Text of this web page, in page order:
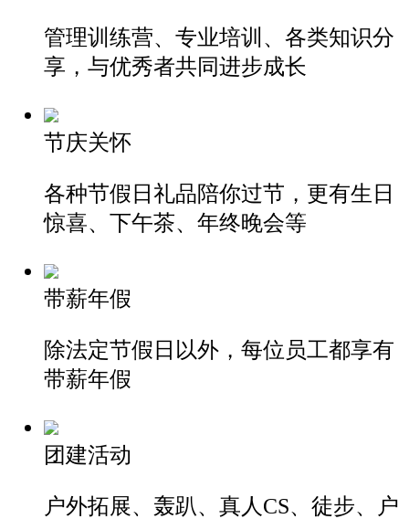
管理训练营、专业培训、各类知识分
享，与优秀者共同进步成长
节庆关怀
各种节假日礼品陪你过节， 更有生日
惊喜、下午茶、年终晚会等
带薪年假
除法定节假日以外，每位员工都享有
带薪年假
团建活动
户外拓展、轰趴、真人CS、徒步、户